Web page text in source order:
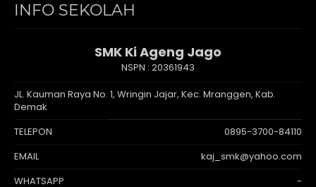
INFO SEKOLAH
SMK Ki Ageng Jago
NSPN : 20361943
JL. Kauman Raya No. 1, Wringin Jajar, Kec. Mranggen, Kab.
Demak
TELEPON
0895-3700-84110
EMAIL
kaj_smk@yahoo.com
WHATSAPP
-